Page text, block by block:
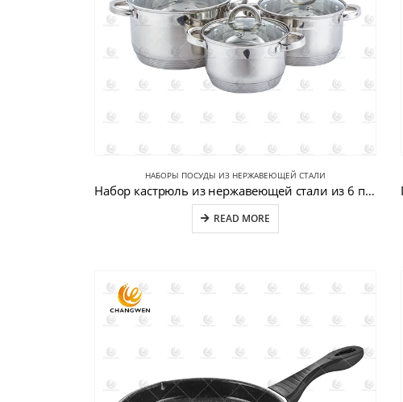
НАБОРЫ ПОСУДЫ ИЗ НЕРЖАВЕЮЩЕЙ СТАЛИ
Набор кастрюль из нержавеющей стали из 6 предметов CW-B023
READ MORE